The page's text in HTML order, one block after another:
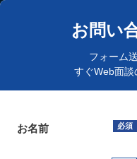
お問い
フォーム
すぐWeb面談
お名前 必須